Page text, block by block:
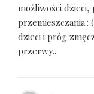
możliwości
dzieci i próg
przerwy...